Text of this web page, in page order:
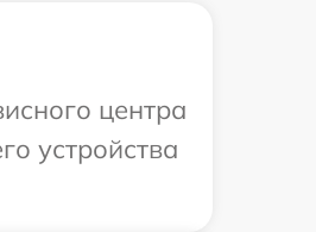
центра
устройства